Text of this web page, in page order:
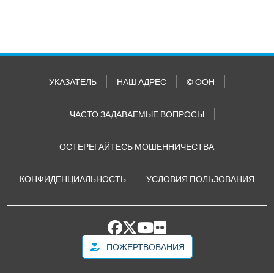
УКАЗАТЕЛЬ НАШ АДРЕС © ООН
ЧАСТО ЗАДАВАЕМЫЕ ВОПРОСЫ
ОСТЕРЕГАЙТЕСЬ МОШЕННИЧЕСТВА
КОНФИДЕНЦИАЛЬНОСТЬ УСЛОВИЯ ПОЛЬЗОВАНИЯ
ПОЖЕРТВОВАНИЯ